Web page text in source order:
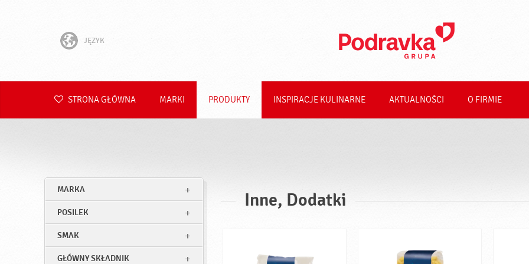
JĘZYK
Hrvatski
Română
Deutsch
STRONA GŁÓWNA MARKI PRODUKTY INSPIRACJE KULINARNE AKTUALNOŚCI O FIRMIE
MARKA
POSILEK
SMAK
GŁÓWNY SKŁADNIK
Inne, Dodatki